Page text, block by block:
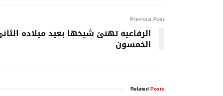
Previous Post
الرفاعيه تهنئ شيخها بعيد ميلاده
الخمسون
RelatedPosts